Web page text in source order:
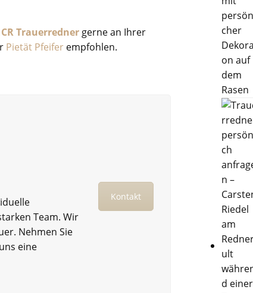
CR Trauerredner gerne an Ihrer
Pietät Pfeifer empfohlen.
Team. Wir
Nehmen Sie
eine
Kontakt